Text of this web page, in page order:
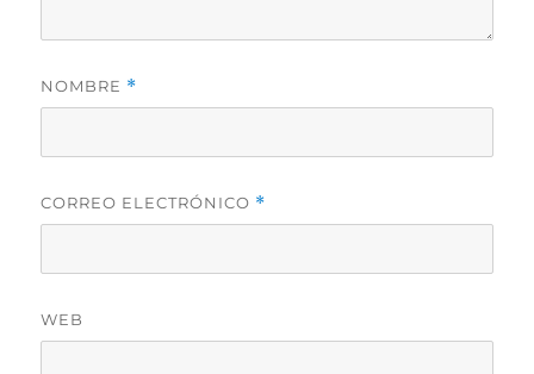
NOMBRE *
CORREO ELECTRÓNICO *
WEB